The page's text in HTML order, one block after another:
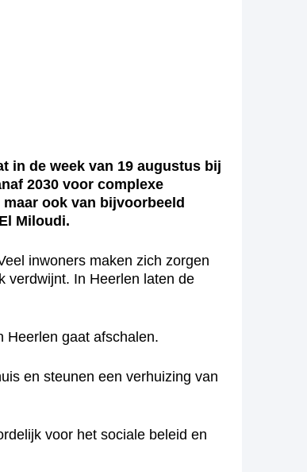
in de week van 19 augustus bij
2030 voor complexe
ook van bijvoorbeeld
Miloudi.
inwoners maken zich zorgen
verdwijnt. In Heerlen laten de
Heerlen gaat afschalen.
en steunen een verhuizing van
voor het sociale beleid en